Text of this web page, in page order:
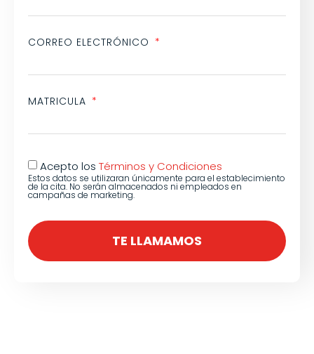
CORREO ELECTRÓNICO
MATRICULA
Acepto los Términos y Condiciones
Estos datos se utilizaran únicamente para el establecimiento
de la cita. No serán almacenados ni empleados en
campañas de marketing.
TE LLAMAMOS